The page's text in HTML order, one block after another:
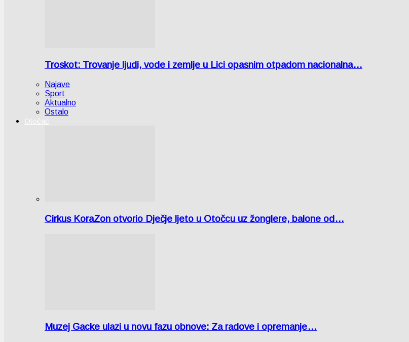
Troskot: Trovanje ljudi, vode i zemlje u Lici opasnim otpadom nacionalna…
Najave
Sport
Aktualno
Ostalo
Otočac
Cirkus KoraZon otvorio Dječje ljeto u Otočcu uz žonglere, balone od…
Muzej Gacke ulazi u novu fazu obnove: Za radove i opremanje…